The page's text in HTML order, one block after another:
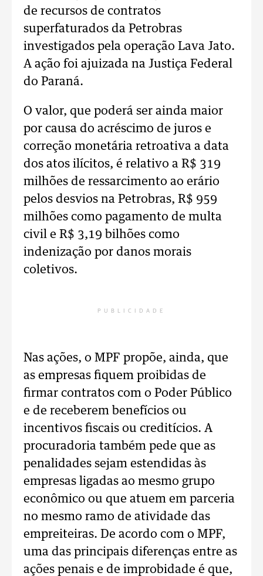
de recursos de contratos
superfaturados da Petrobras
investigados pela operação Lava Jato.
A ação foi ajuizada na Justiça Federal
do Paraná.
O valor, que poderá ser ainda maior
por causa do acréscimo de juros e
correção monetária retroativa a data
dos atos ilícitos, é relativo a R$ 319
milhões de ressarcimento ao erário
pelos desvios na Petrobras, R$ 959
milhões como pagamento de multa
civil e R$ 3,19 bilhões como
indenização por danos morais
coletivos.
PUBLICIDADE
Nas ações, o MPF propõe, ainda, que
as empresas fiquem proibidas de
firmar contratos com o Poder Público
e de receberem benefícios ou
incentivos fiscais ou creditícios. A
procuradoria também pede que as
penalidades sejam estendidas às
empresas ligadas ao mesmo grupo
econômico ou que atuem em parceria
no mesmo ramo de atividade das
empreiteiras. De acordo com o MPF,
uma das principais diferenças entre as
ações penais e de improbidade é que,